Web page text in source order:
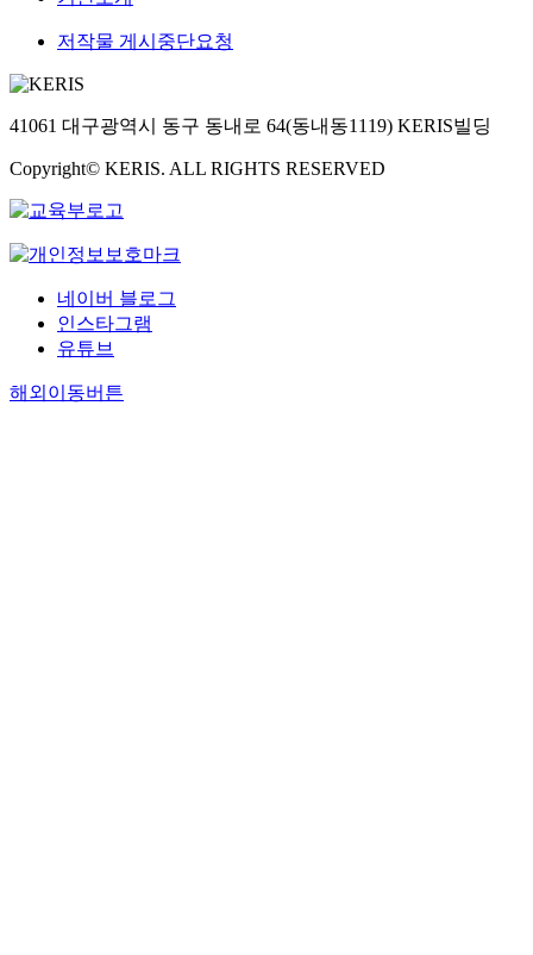
저작물 게시중단요청
41061 대구광역시 동구 동내로 64(동내동1119) KERIS빌딩
Copyright© KERIS. ALL RIGHTS RESERVED
네이버 블로그
인스타그램
유튜브
해외이동버튼